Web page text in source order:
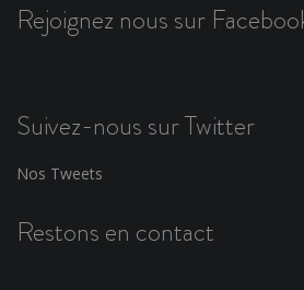
Rejoignez nous sur
Suivez-nous sur Twitter
Nos Tweets
Restons en contact